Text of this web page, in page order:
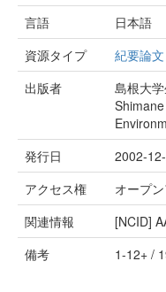
言語
日本語
資源タイプ
紀要論文
出版者
島根大
発行日
2002-
アクセス権
オープ
関連情報
[NCID]
備考
1-12+ /